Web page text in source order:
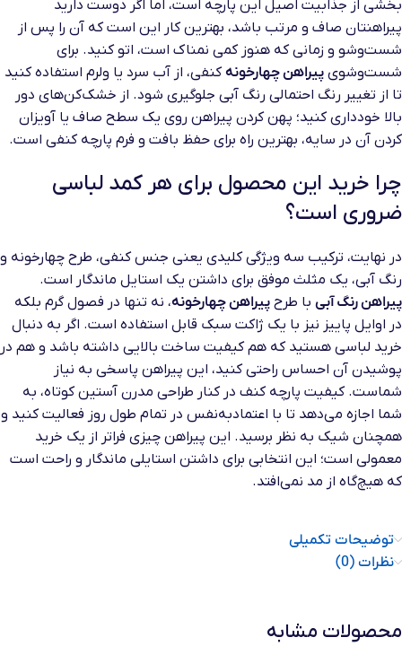
بخشی از جذابیت اصیل این پارچه است، اما اگر دوست دارید
پیراهنتان صاف و مرتب باشد، بهترین کار این است که آن را پس از
شست‌وشو و زمانی که هنوز کمی نمناک است، اتو کنید. برای
شست‌وشوی پیراهن چهارخونهکنفی، از آب سرد یا ولرم استفاده کنید
تا از تغییر رنگ احتمالی رنگ آبی جلوگیری شود. از خشک‌کن‌های دور
بالا خودداری کنید؛ پهن کردن پیراهن روی یک سطح صاف یا آویزان
کردن آن در سایه، بهترین راه برای حفظ بافت و فرم پارچه کنفی است.
چرا خرید این محصول برای هر کمد لباسی
ضروری است؟
در نهایت، ترکیب سه ویژگی کلیدی یعنی جنس کنفی، طرح چهارخونه و
رنگ آبی، یک مثلث موفق برای داشتن یک استایل ماندگار است.
پیراهن رنگ آبی با طرح پیراهن چهارخونه، نه تنها در فصول گرم بلکه
در اوایل پاییز نیز با یک ژاکت سبک قابل استفاده است. اگر به دنبال
خرید لباسی هستید که هم کیفیت ساخت بالایی داشته باشد و هم در
پوشیدن آن احساس راحتی کنید، این پیراهن پاسخی به نیاز
شماست. کیفیت پارچه کنف در کنار طراحی مدرن آستین کوتاه، به
شما اجازه می‌دهد تا با اعتمادبه‌نفس در تمام طول روز فعالیت کنید و
همچنان شیک به نظر برسید. این پیراهن چیزی فراتر از یک خرید
معمولی است؛ این انتخابی برای داشتن استایلی ماندگار و راحت است
که هیچ‌گاه از مد نمی‌افتد.
توضیحات تکمیلی
نظرات (0)
محصولات مشابه